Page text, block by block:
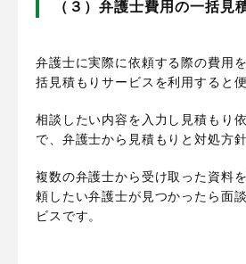
（３）弁護士費用の一括見
弁護士に実際に依頼する際の費用
括見積もりサービスを利用すると便
相談したい内容を入力し見積もり
で、弁護士から見積もりと対処方
複数の弁護士から受け取った資料
頼したい弁護士が見つかったら面
ビスです。